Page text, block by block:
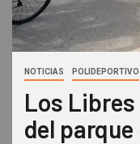
NOTICIAS POLIDEPORTIVO
Los Libres
del parque